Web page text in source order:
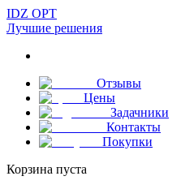
IDZ OPT
Лучшие решения
Отзывы
Цены
Задачники
Контакты
Покупки
Корзина пуста